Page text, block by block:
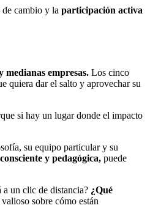
de cambio y la participación activa
empresas. Los cinco
quiera dar el salto y aprovechar su
si hay un lugar donde el impacto
su equipo particular y su
y pedagógica, puede
un clic de distancia? ¿Qué
sobre cómo están